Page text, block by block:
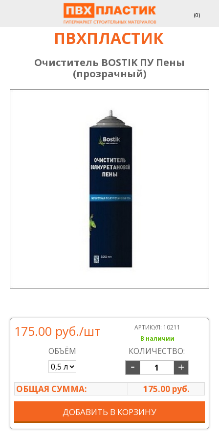
(0)
ПВХПЛАСТИК
Очиститель BOSTIK ПУ Пены
(прозрачный)
175.00 руб./шт АРТИКУЛ: 10211
В наличии
ОБЪЁМ КОЛИЧЕСТВО:
ОБЩАЯ СУММА: 175.00 руб.
ДОБАВИТЬ В КОРЗИНУ